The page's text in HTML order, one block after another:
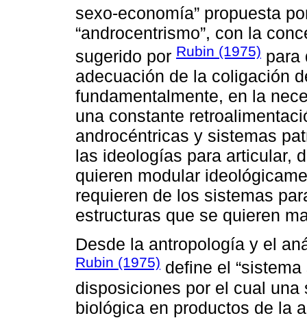
sexo-economía” propuesta
“androcentrismo”, con la
sugerido por Rubin (1975) para
adecuación de la coligación
fundamentalmente, en la
una constante
androcéntricas y sistemas
las ideologías para articular,
quieren modular
requieren de los sistemas
estructuras que se quieren
Desde la antropología y el
Rubin (1975) define el
disposiciones por el cual
biológica en productos de la